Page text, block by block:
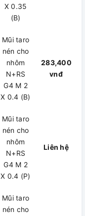
X 0.35
(B)
Mũi taro
nén cho
nhôm
N+RS
G4 M 2
X 0.4 (B)
283,400
vnđ
Mũi taro
nén cho
nhôm
N+RS
G4 M 2
X 0.4 (P)
Liên hệ
Mũi taro
nén cho